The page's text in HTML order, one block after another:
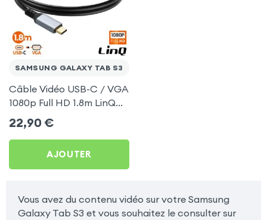
SAMSUNG GALAXY TAB S3
Câble Vidéo USB-C / VGA
1080p Full HD 1.8m LinQ
pour Samsung Galaxy
Tab S3
22,90 €
AJOUTER
Vous avez du contenu vidéo sur votre Samsung
Galaxy Tab S3 et vous souhaitez le consulter sur